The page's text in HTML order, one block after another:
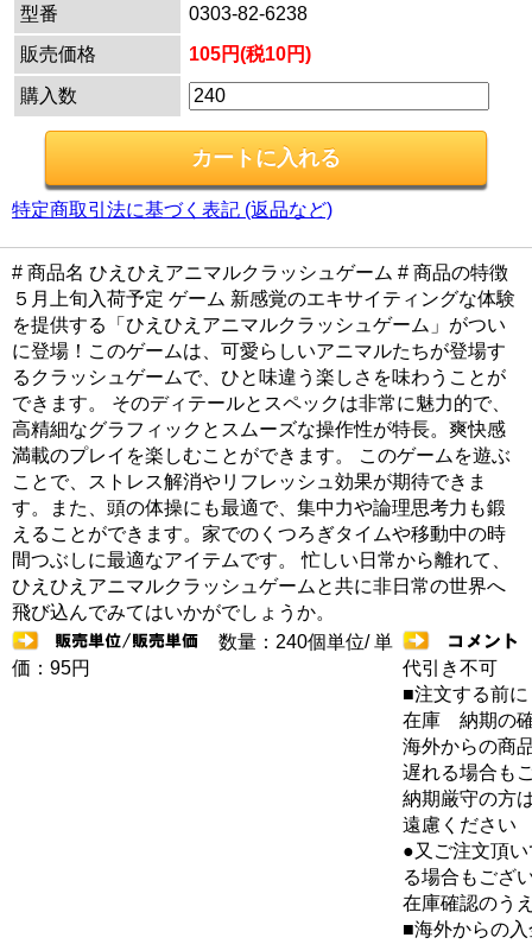
型番
0303-82-6238
販売価格
105円(税10円)
購入数
特定商取引法に基づく表記 (返品など)
# 商品名 ひえひえアニマルクラッシュゲーム # 商品の特徴
５月上旬入荷予定 ゲーム 新感覚のエキサイティングな体験
を提供する「ひえひえアニマルクラッシュゲーム」がつい
に登場！このゲームは、可愛らしいアニマルたちが登場す
るクラッシュゲームで、ひと味違う楽しさを味わうことが
できます。 そのディテールとスペックは非常に魅力的で、
高精細なグラフィックとスムーズな操作性が特長。爽快感
満載のプレイを楽しむことができます。 このゲームを遊ぶ
ことで、ストレス解消やリフレッシュ効果が期待できま
す。また、頭の体操にも最適で、集中力や論理思考力も鍛
えることができます。家でのくつろぎタイムや移動中の時
間つぶしに最適なアイテムです。 忙しい日常から離れて、
ひえひえアニマルクラッシュゲームと共に非日常の世界へ
飛び込んでみてはいかがでしょうか。
数量：240個単位/ 単
価：95円
代引き不可
■注文する前に
在庫 納期の
海外からの商
遅れる場合も
納期厳守の方
遠慮ください
●又ご注文頂
る場合もござ
在庫確認のう
■海外からの